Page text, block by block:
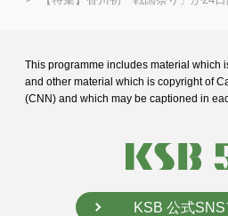
This programme includes material which
and other material which is copyright of
(CNN) and which may be captioned in
KSB 公式SNS